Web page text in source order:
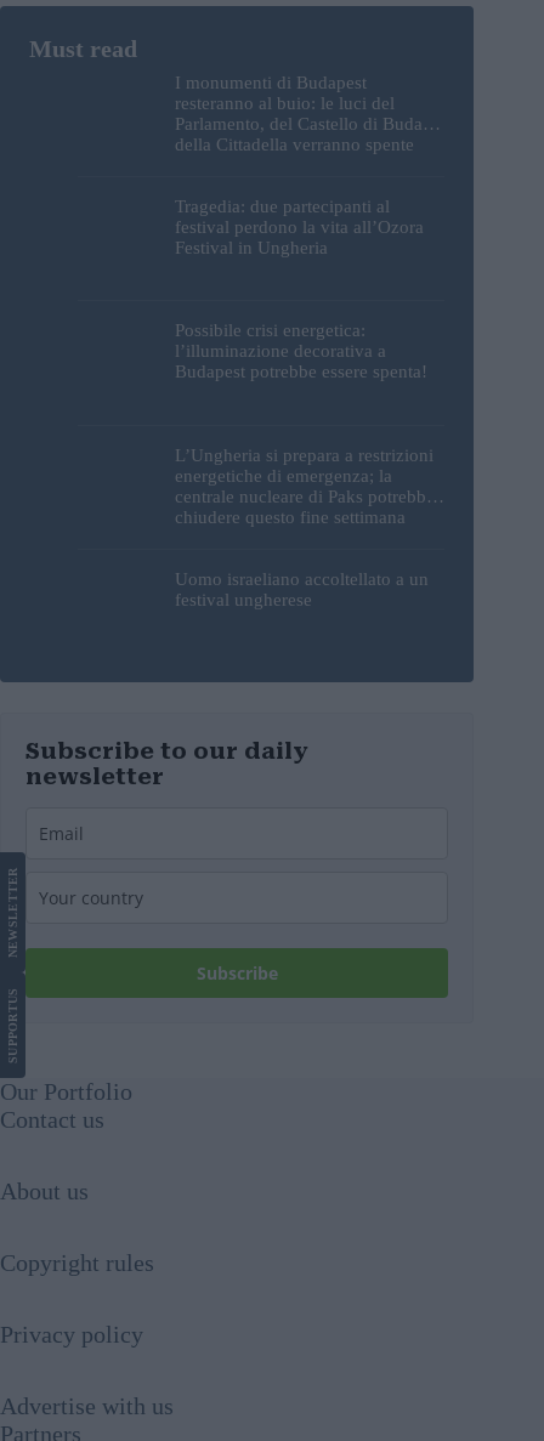
I monumenti di Budapest
resteranno al buio: le luci del
Parlamento, del Castello di Buda e
della Cittadella verranno spente
Tragedia: due partecipanti al
festival perdono la vita all’Ozora
Festival in Ungheria
Possibile crisi energetica:
l’illuminazione decorativa a
Budapest potrebbe essere spenta!
L’Ungheria si prepara a restrizioni
energetiche di emergenza; la
centrale nucleare di Paks potrebbe
chiudere questo fine settimana
Uomo israeliano accoltellato a un
festival ungherese
Subscribe to our daily
newsletter
Subscribe
SUPPORT
US
NEWS
LETTER
Our Portfolio
Contact us
About us
Copyright rules
Privacy policy
Advertise with us
Partners